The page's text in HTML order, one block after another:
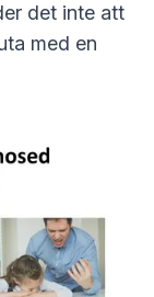
det inte att
med en